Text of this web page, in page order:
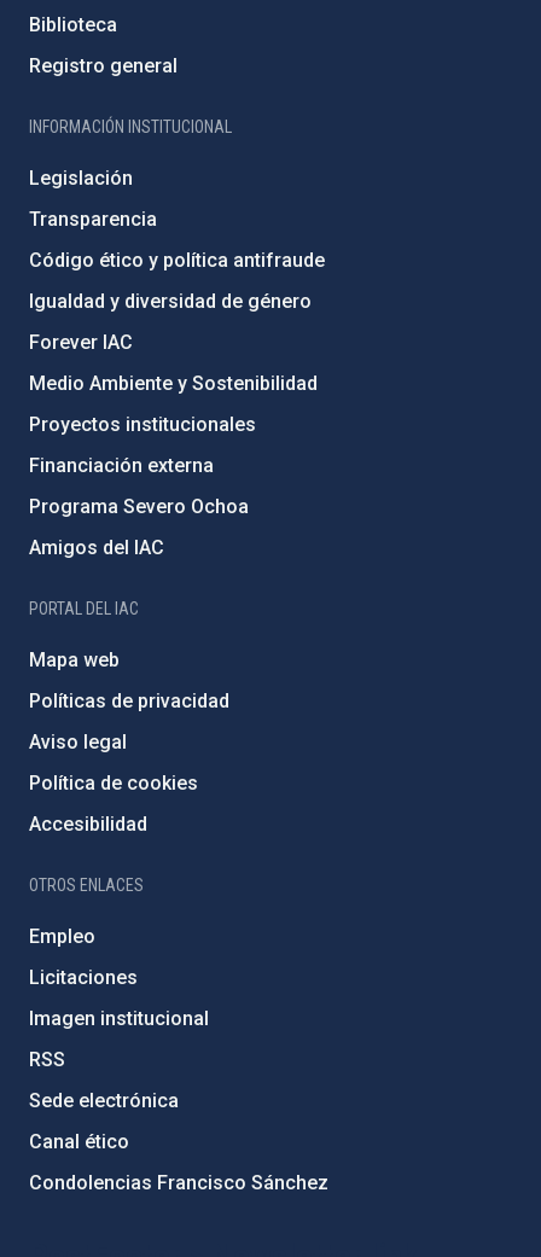
Biblioteca
Registro general
INFORMACIÓN INSTITUCIONAL
Legislación
Transparencia
Código ético y política antifraude
Igualdad y diversidad de género
Forever IAC
Medio Ambiente y Sostenibilidad
Proyectos institucionales
Financiación externa
Programa Severo Ochoa
Amigos del IAC
PORTAL DEL IAC
Mapa web
Políticas de privacidad
Aviso legal
Política de cookies
Accesibilidad
OTROS ENLACES
Empleo
Licitaciones
Imagen institucional
RSS
Sede electrónica
Canal ético
Condolencias Francisco Sánchez